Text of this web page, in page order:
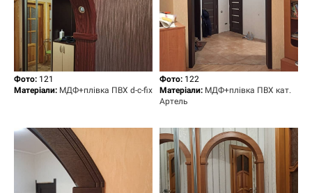
Фото: 121
Матеріали: МДФ+плівка ПВХ d-c-fix
Фото: 122
Матеріали: МДФ+плівка ПВХ кат.
Артель